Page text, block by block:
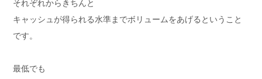
それぞれからきちんと
キャッシュが得られる水準までボリュームをあげるということ
です。
最低でも